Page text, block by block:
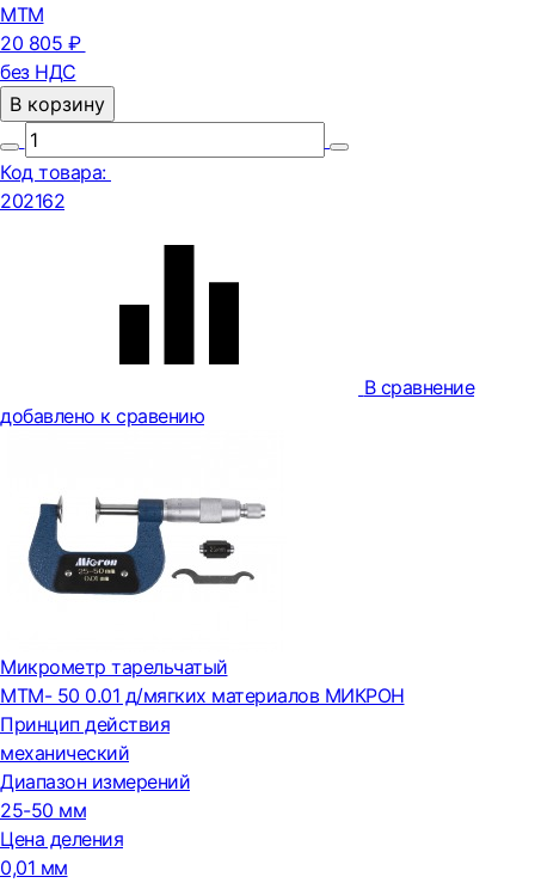
МТМ
20 805 ₽
без НДС
В корзину
Код товара:
202162
В сравнение
добавлено к сравению
Микрометр тарельчатый
МТМ- 50 0.01 д/мягких материалов МИКРОН
Принцип действия
механический
Диапазон измерений
25-50 мм
Цена деления
0,01 мм